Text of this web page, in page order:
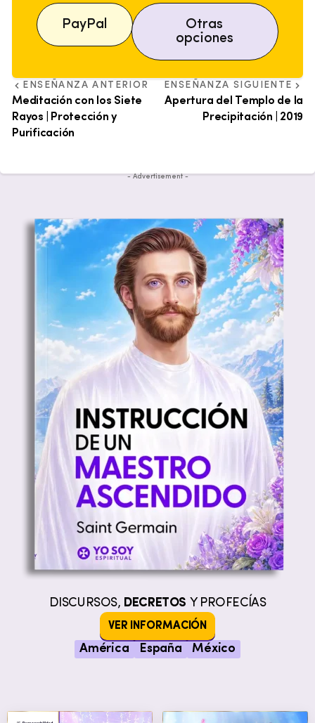
PayPal
Otras
opciones
ENSEÑANZA ANTERIOR
Meditación con los Siete
Rayos | Protección y
Purificación
ENSEÑANZA SIGUIENTE
Apertura del Templo de la
Precipitación | 2019
- Advertisement -
DISCURSOS, DECRETOS Y PROFECÍAS
VER INFORMACIÓN
América España México